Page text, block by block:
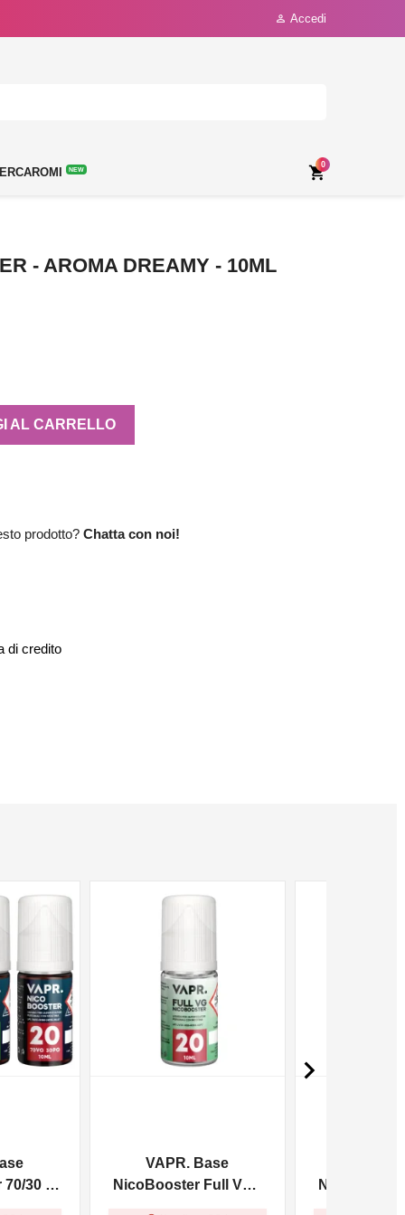
 Accedi
NEW 
0
- AROMA DREAMY - 10ML
AL CARRELLO
prodotto? Chatta con noi!
di credito
30 -
VAPR. Base
NicoBooster Full VG -
